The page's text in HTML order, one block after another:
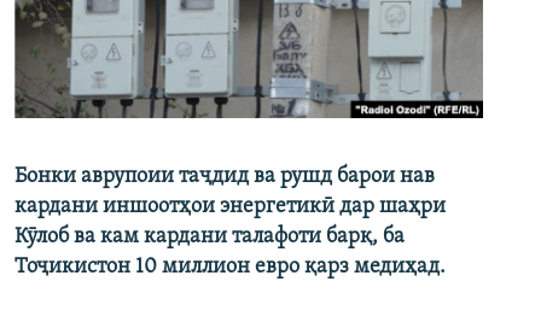
Бонки аврупоии таҷдид ва рушд барои нав
кардани иншоотҳои энергетикӣ дар шаҳри
Кӯлоб ва кам кардани талафоти барқ, ба
Тоҷикистон 10 миллион евро қарз медиҳад.